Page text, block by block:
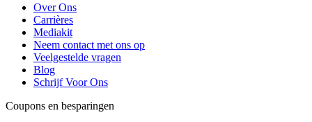
Over Ons
Carrières
Mediakit
Neem contact met ons op
Veelgestelde vragen
Blog
Schrijf Voor Ons
Coupons en besparingen